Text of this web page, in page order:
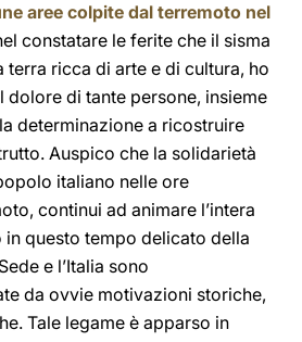
aree colpite dal terremoto nel
constatare le ferite che il sisma
terra ricca di arte e di cultura, ho
di tante persone, insieme
determinazione a ricostruire
Auspico che la solidarietà
italiano nelle ore
continui ad animare l’intera
questo tempo delicato della
e l’Italia sono
da ovvie motivazioni storiche,
Tale legame è apparso in